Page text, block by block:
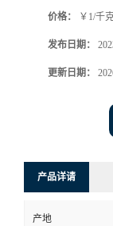
价格： ￥1/千
发布日期：
更新日期：
产品详请
产地